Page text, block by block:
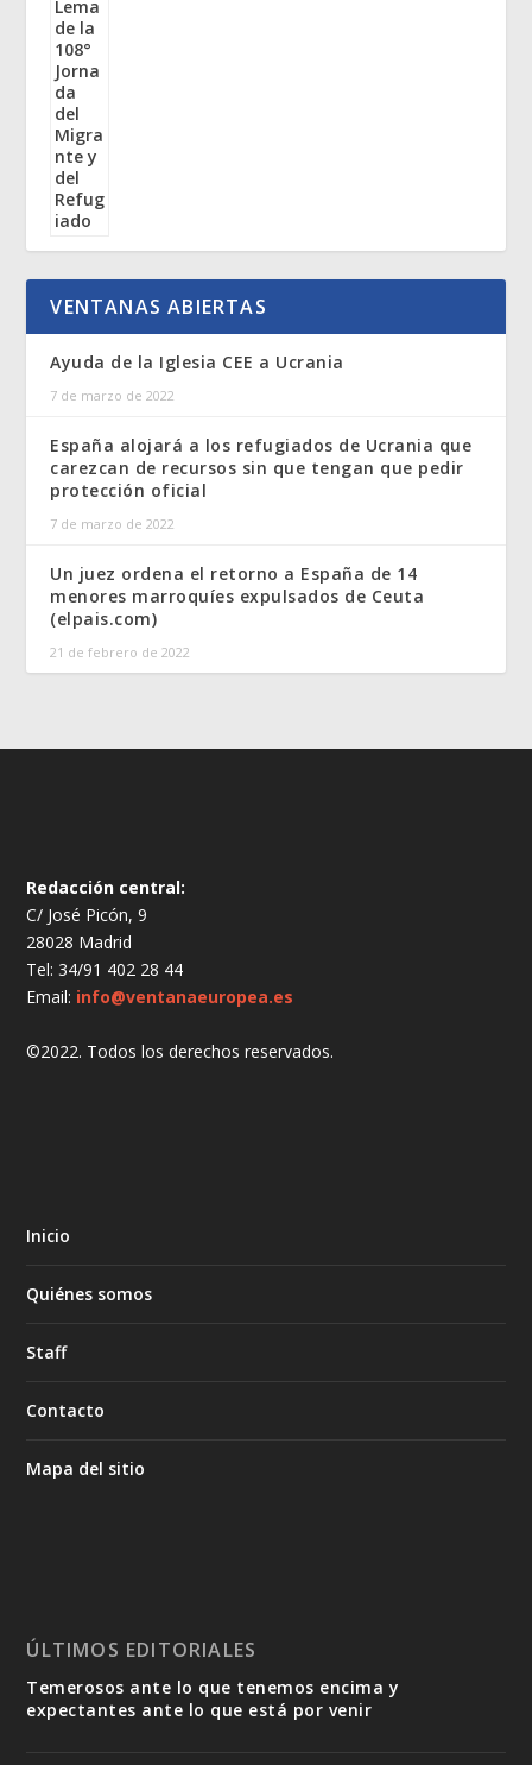
VENTANAS ABIERTAS
Ayuda de la Iglesia CEE a Ucrania
7 de marzo de 2022
España alojará a los refugiados de Ucrania que
carezcan de recursos sin que tengan que pedir
protección oficial
7 de marzo de 2022
Un juez ordena el retorno a España de 14
menores marroquíes expulsados de Ceuta
(elpais.com)
21 de febrero de 2022
Redacción central:
C/ José Picón, 9
28028 Madrid
Tel: 34/91 402 28 44
Email: info@ventanaeuropea.es
©2022. Todos los derechos reservados.
Inicio
Quiénes somos
Staff
Contacto
Mapa del sitio
ÚLTIMOS EDITORIALES
Temerosos ante lo que tenemos encima y
expectantes ante lo que está por venir